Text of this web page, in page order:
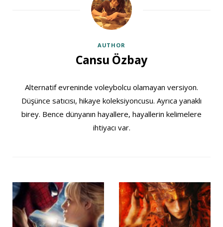
AUTHOR
Cansu Özbay
Alternatif evreninde voleybolcu olamayan versiyon.
Düşünce satıcısı, hikaye koleksiyoncusu. Ayrıca yanaklı
birey. Bence dünyanın hayallere, hayallerin kelimelere
ihtiyacı var.